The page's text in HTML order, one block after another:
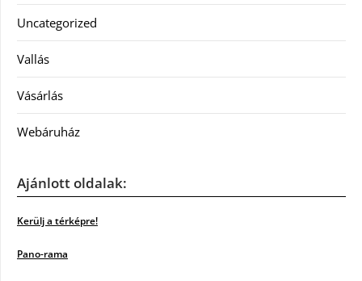
Uncategorized
Vallás
Vásárlás
Webáruház
Ajánlott oldalak:
Kerülj a térképre!
Pano-rama